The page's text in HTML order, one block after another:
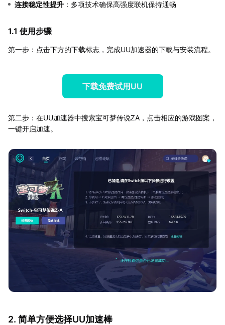
连接稳定性提升 ：多项技术确保高强度联机保持通畅
1.1 使用步骤
第一步：点击下方的下载标志，完成UU加速器的下载与安装流程。
下载免费试用UU
第二步：在UU加速器中搜索宝可梦传说ZA，点击相应的游戏图案，
一键开启加速。
2. 简单方便选择UU加速棒